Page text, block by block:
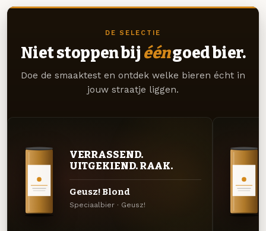
DE SELECTIE
Niet stoppen bij ééngoed bier.
Doe de smaaktest en ontdek welke bieren écht in
jouw straatje liggen.
VERRASSEND.
UITGEKIEND. RAAK.
Geusz! Blond
Speciaalbier · Geusz!